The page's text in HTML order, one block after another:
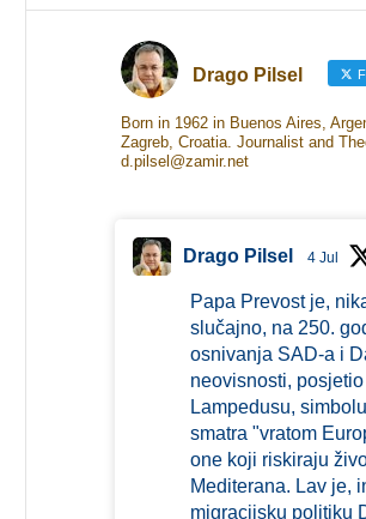
Drago Pilsel
Born in 1962 in Buenos Aires,
Zagreb, Croatia. Journalist and
d.pilsel@zamir.net
Drago Pilsel 4 Jul
Papa Prevost je,
slučajno, na 250.
osnivanja SAD-a i
neovisnosti,
Lampedusu,
smatra "vratom
one koji riskiraju
Mediterana. Lav je,
migracijsku politiku